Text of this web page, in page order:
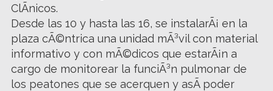
ClÃ­nicos.
Desde las 10 y hasta las 16, se instalarÃ¡ en la
plaza cÃ©ntrica una unidad mÃ³vil con material
informativo y con mÃ©dicos que estarÃ¡n a
cargo de monitorear la funciÃ³n pulmonar de
los peatones que se acerquen y asÃ­ poder